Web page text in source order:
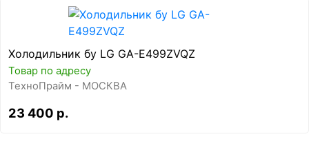
Холодильник бу LG GA-E499ZVQZ
Товар по адресу
ТехноПрайм - МОСКВА
23 400 р.